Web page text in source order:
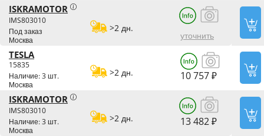
ISKRAMOTOR
IMS803010
Под заказ
Москва
>2 дн.
уточнить
TESLA
15835
Наличие: 3 шт.
Москва
>2 дн. 10 757 ₽
ISKRAMOTOR
IMS803010
Наличие: 3 шт.
Москва
>2 дн. 13 482 ₽